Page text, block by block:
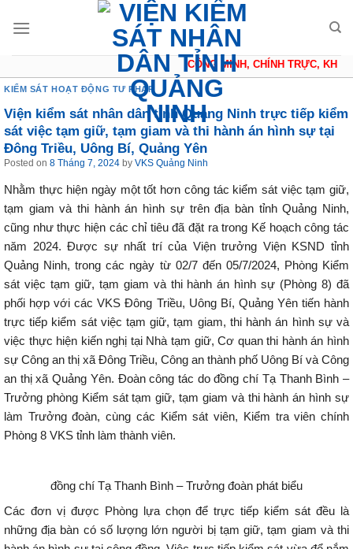
CÔNG MINH, CHÍNH TRỰC,
KIỂM SÁT HOẠT ĐỘNG TƯ PHÁP
Viện kiểm sát nhân dân tỉnh Quảng Ninh trực tiếp kiểm
sát việc tạm giữ, tạm giam và thi hành án hình sự tại
Đông Triều, Uông Bí, Quảng Yên
Posted on 8 Tháng 7, 2024 by VKS Quảng Ninh
Nhằm thực hiện ngày một tốt hơn công tác kiểm sát việc tạm giữ,
tạm giam và thi hành án hình sự trên địa bàn tỉnh Quảng Ninh,
cũng như thực hiện các chỉ tiêu đã đặt ra trong Kế hoạch công tác
năm 2024. Được sự nhất trí của Viện trưởng Viện KSND tỉnh
Quảng Ninh, trong các ngày từ 02/7 đến 05/7/2024, Phòng Kiểm
sát việc tạm giữ, tạm giam và thi hành án hình sự (Phòng 8) đã
phối hợp với các VKS Đông Triều, Uông Bí, Quảng Yên tiến hành
trực tiếp kiểm sát việc tạm giữ, tạm giam, thi hành án hình sự và
việc thực hiện kiến nghị tại Nhà tạm giữ, Cơ quan thi hành án hình
sự Công an thị xã Đông Triều, Công an thành phố Uông Bí và Công
an thị xã Quảng Yên. Đoàn công tác do đồng chí Tạ Thanh Bình –
Trưởng phòng Kiểm sát tạm giữ, tạm giam và thi hành án hình sự
làm Trưởng đoàn, cùng các Kiểm sát viên, Kiểm tra viên chính
Phòng 8 VKS tỉnh làm thành viên.
đồng chí Tạ Thanh Bình – Trưởng đoàn phát biểu
Các đơn vị được Phòng lựa chọn để trực tiếp kiểm sát đều là
những địa bàn có số lượng lớn người bị tạm giữ, tạm giam và thi